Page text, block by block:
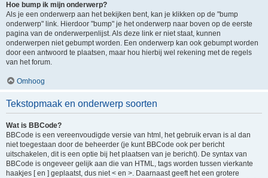
Hoe bump ik mijn onderwerp?
Als je een onderwerp aan het bekijken bent, kan je klikken op de "bump
onderwerp" link. Hierdoor "bump" je het onderwerp naar boven op de eerste
pagina van de onderwerpenlijst. Als deze link er niet staat, kunnen
onderwerpen niet gebumpt worden. Een onderwerp kan ook gebumpt worden
door een antwoord te plaatsen, maar hou hierbij wel rekening met de regels
van het forum.
Omhoog
Tekstopmaak en onderwerp soorten
Wat is BBCode?
BBCode is een vereenvoudigde versie van html, het gebruik ervan is al dan
niet toegestaan door de beheerder (je kunt BBCode ook per bericht
uitschakelen, dit is een optie bij het plaatsen van je bericht). De syntax van
BBCode is ongeveer gelijk aan die van HTML, tags worden tussen vierkante
haakjes [ en ] geplaatst, dus niet < en >. Daarnaast geeft het een grotere